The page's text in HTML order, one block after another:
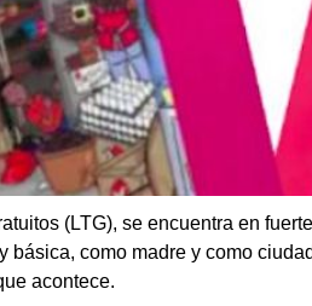
(LTG), se encuentra en
como madre y como
acontece.